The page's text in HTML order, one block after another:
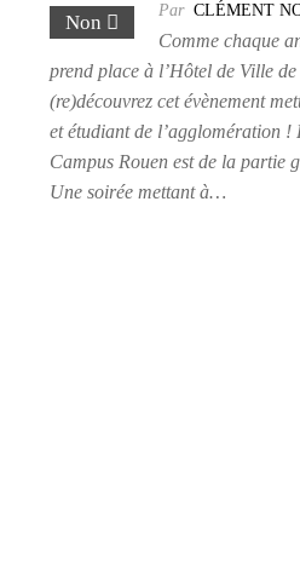
Non
Par CLÉMENT
Comme chaque
prend place à l’Hôtel de Ville
(re)découvrez cet évènement
et étudiant de l’agglomération
Campus Rouen est de la partie
Une soirée mettant à…